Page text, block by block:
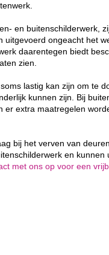
en buitenschilderwerk,
uitgevoerd ongeacht het
daarentegen biedt
zien.
lastig kan zijn om te
kunnen zijn. Bij
er extra maatregelen
bij het verven van
en
met ons op voor een